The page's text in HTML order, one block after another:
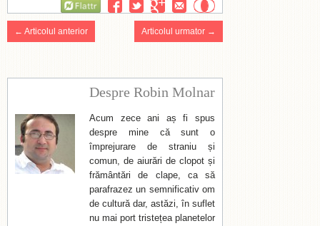
← Articolul anterior Articolul urmator →
Despre Robin Molnar
Acum zece ani aș fi spus
despre mine că sunt o
împrejurare de straniu și
comun, de aiurări de clopot și
frământări de clape, ca să
parafrazez un semnificativ om
de cultură dar, astăzi, în suflet
nu mai port tristețea planetelor